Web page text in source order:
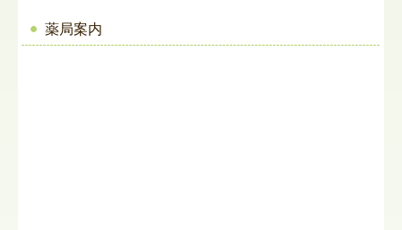
薬局案内